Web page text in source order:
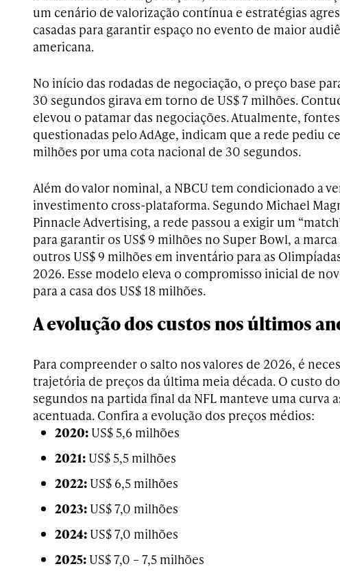
um cenário de valorização contínua e estratégias
casadas para garantir espaço no evento de maior
americana.
No início das rodadas de negociação, o preço base
30 segundos girava em torno de US$ 7 milhões.
elevou o patamar das negociações. Atualmente,
questionadas pelo AdAge, indicam que a rede pediu
milhões por uma cota nacional de 30 segundos.
Além do valor nominal, a NBCU tem condicionado a
investimento cross-plataforma. Segundo Michael
Pinnacle Advertising, a rede passou a exigir um
para garantir os US$ 9 milhões no Super Bowl, a
outros US$ 9 milhões em inventário para as
2026. Esse modelo eleva o compromisso inicial de
para a casa dos US$ 18 milhões.
A evolução dos custos nos últimos
Para compreender o salto nos valores de 2026, é
trajetória de preços da última meia década. O custo
segundos na partida final da NFL manteve uma curva
acentuada. Confira a evolução dos preços médios:
2020:US$ 5,6 milhões
2021:US$ 5,5 milhões
2022:US$ 6,5 milhões
2023:US$ 7,0 milhões
2024:US$ 7,0 milhões
2025:US$ 7,0 – 7,5 milhões